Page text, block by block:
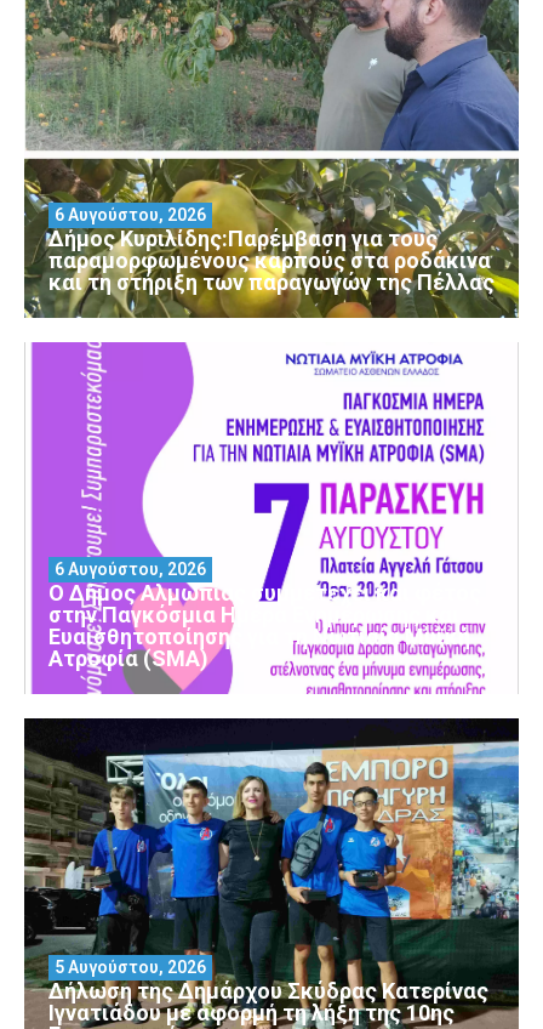
Δήμος Κυριλίδης:Παρέμβαση για τους
παραμορφωμένους καρπούς στα ροδάκινα
και τη στήριξη των παραγωγών της Πέλλας
6 Αυγούστου, 2026
Ο Δήμος Αλμωπίας συμμετέχει και φέτος
στην Παγκόσμια Ημέρα Ενημέρωσης και
Ευαισθητοποίησης για τη Νωτιαία Μυϊκή
Ατροφία (SMA)
6 Αυγούστου, 2026
Δήλωση της Δημάρχου Σκύδρας Κατερίνας
Ιγνατιάδου με αφορμή τη λήξη της 10ης
5 Αυγούστου, 2026